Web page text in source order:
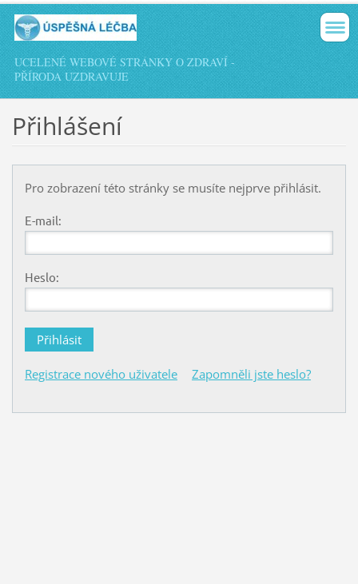
UCELENÉ WEBOVÉ STRÁNKY O ZDRAVÍ -
PŘÍRODA UZDRAVUJE
Přihlášení
Pro zobrazení této stránky se musíte nejprve přihlásit.
E-mail:
Heslo:
Registrace nového uživatele Zapomněli jste heslo?